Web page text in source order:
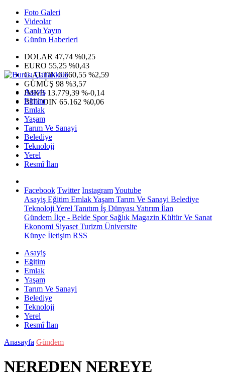
Foto Galeri
Videolar
Canlı Yayın
Günün Haberleri
DOLAR 47,74 %0,25
EURO 55,25 %0,43
G.ALTIN6.660,55 %2,59
GÜMÜŞ 98 %3,57
IMKB 13.779,39 %-0,14
BITCOIN 65.162 %0,06
Asayiş
Eğitim
Emlak
Yaşam
Tarım Ve Sanayi
Belediye
Teknoloji
Yerel
Resmî İlan
Facebook Twitter InstagramYoutube
Asayiş Eğitim EmlakYaşam Tarım Ve Sanayi Belediye
Teknoloji Yerel Tanıtım İş Dünyası Yatırım İlan
Gündem İlçe - Belde SporSağlık Magazin Kültür Ve Sanat
Ekonomi Siyaset Turizm Üniversite
Künye İletişim RSS
Asayiş
Eğitim
Emlak
Yaşam
Tarım Ve Sanayi
Belediye
Teknoloji
Yerel
Resmî İlan
Anasayfa Gündem
NEREDEN NEREYE